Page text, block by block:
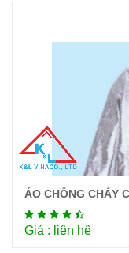
ÁO CHỐNG CHÁY
Giá : liên hệ